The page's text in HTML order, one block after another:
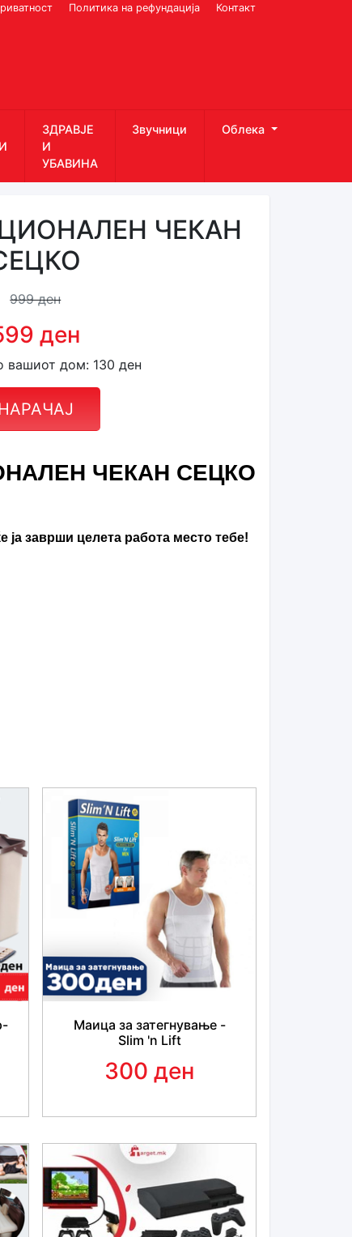
Политика на рефундација Контакт
ЗДРАВЈЕ
И
УБАВИНА
Звучници Облека
ЧЕКАН
999 ден
ден
вашиот дом: 130 ден
ЧЕКАН СЕЦКО
ја заврши целета работа место тебе!
на овој производ
се мие сам. Само стави малку вода и
го и остави го да се измие.
-
Сецкото има свој сад, нема
а може и директно да се исецка во
или тенџере.
за сите потреби и речиси буквално
за јадење. Можат без проблем да
и најтешката храна.
Маица за затегнување -
Slim 'n Lift
300 ден